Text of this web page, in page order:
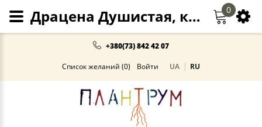
+380(73) 842 42 07
Список желаний (0) Войти UA RU
0
Драцена Душистая, купить Киев